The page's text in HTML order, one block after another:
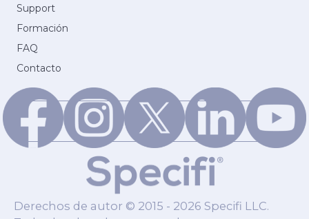
Support
Formación
FAQ
Contacto
Derechos de autor © 2015 - 2026 Specifi LLC.